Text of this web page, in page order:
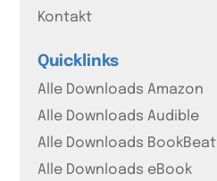
Kontakt
Quicklinks
Alle Downloads Amazon
Alle Downloads Audible
Alle Downloads BookBeat
Alle Downloads eBook